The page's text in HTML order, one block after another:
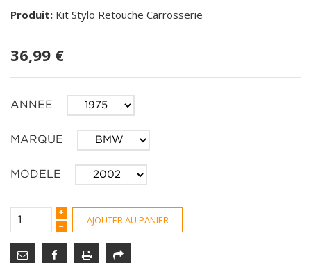
Produit: Kit Stylo Retouche Carrosserie
36,99 €
ANNEE
MARQUE
MODELE
AJOUTER AU PANIER